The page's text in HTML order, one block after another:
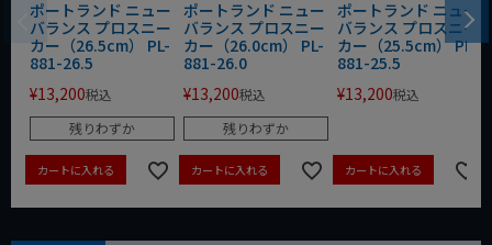
ポートランド ニュー
バランス プロスニー
カー（26.5cm） PL-
881-26.5
¥13,200税込
残りわずか
カートに入れる
ポートランド ニュー
バランス プロスニー
カー（26.0cm） PL-
881-26.0
¥13,200税込
残りわずか
カートに入れる
ポートランド ニュー
バランス プロスニー
カー（25.5cm） PL-
881-25.5
¥13,200税込
カートに入れる